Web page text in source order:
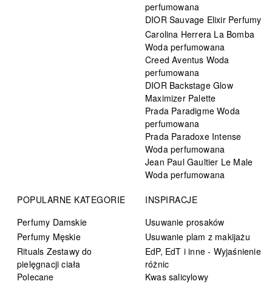
perfumowana
DIOR Sauvage Elixir Perfumy
Carolina Herrera La Bomba
Woda perfumowana
Creed Aventus Woda
perfumowana
DIOR Backstage Glow
Maximizer Palette
Prada Paradigme Woda
perfumowana
Prada Paradoxe Intense
Woda perfumowana
Jean Paul Gaultier Le Male
Woda perfumowana
POPULARNE KATEGORIE
Perfumy Damskie
Perfumy Męskie
Rituals Zestawy do
pielęgnacji ciała
Polecane
INSPIRACJE
Usuwanie prosaków
Usuwanie plam z makijażu
EdP, EdT i inne - Wyjaśnienie
różnic
Kwas salicylowy